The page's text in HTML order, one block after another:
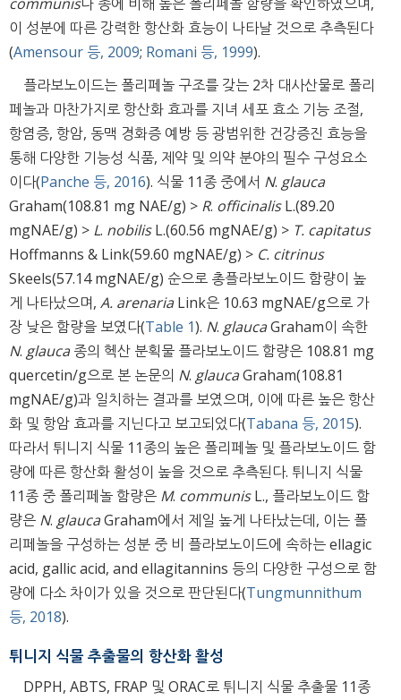
이 성분에 따른 강력한 항산화 효능이 나타날 것으로 추측된다
(Amensour 등, 2009; Romani 등, 1999).
플라보노이드는 폴리페놀 구조를 갖는 2차 대사산물로 폴리
페놀과 마찬가지로 항산화 효과를 지녀 세포 효소 기능 조절,
항염증, 항암, 동맥 경화증 예방 등 광범위한 건강증진 효능을
통해 다양한 기능성 식품, 제약 및 의약 분야의 필수 구성요소
이다(Panche 등, 2016). 식물 11종 중에서 N. glauca
Graham(108.81 mg NAE/g) > R. officinalisL.(89.20
mgNAE/g) > L. nobilisL.(60.56 mgNAE/g) > T. capitatus
Hoffmanns & Link(59.60 mgNAE/g) > C. citrinus
Skeels(57.14 mgNAE/g) 순으로 총플라보노이드 함량이 높
게 나타났으며, A. arenariaLink은 10.63 mgNAE/g으로 가
장 낮은 함량을 보였다(Table 1). N. glaucaGraham이 속한
N. glauca종의 헥산 분획물 플라보노이드 함량은 108.81 mg
quercetin/g으로 본 논문의 N. glaucaGraham(108.81
mgNAE/g)과 일치하는 결과를 보였으며, 이에 따른 높은 항산
화 및 항암 효과를 지닌다고 보고되었다(Tabana 등, 2015).
따라서 튀니지 식물 11종의 높은 폴리페놀 및 플라보노이드 함
량에 따른 항산화 활성이 높을 것으로 추측된다. 튀니지 식물
11종 중 폴리페놀 함량은 M. communisL., 플라보노이드 함
량은 N. glaucaGraham에서 제일 높게 나타났는데, 이는 폴
리페놀을 구성하는 성분 중 비 플라보노이드에 속하는 ellagic
acid, gallic acid, and ellagitannins 등의 다양한 구성으로 함
량에 다소 차이가 있을 것으로 판단된다(Tungmunnithum
등, 2018).
튀니지 식물 추출물의 항산화 활성
DPPH, ABTS, FRAP 및 ORAC로 튀니지 식물 추출물 11종